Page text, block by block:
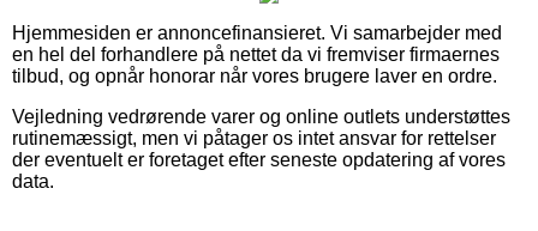
Hjemmesiden er annoncefinansieret. Vi samarbejder med
en hel del forhandlere på nettet da vi fremviser firmaernes
tilbud, og opnår honorar når vores brugere laver en ordre.
Vejledning vedrørende varer og online outlets understøttes
rutinemæssigt, men vi påtager os intet ansvar for rettelser
der eventuelt er foretaget efter seneste opdatering af vores
data.